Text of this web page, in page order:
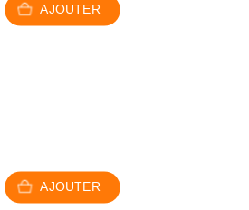
AJOUTER
AJOUTER